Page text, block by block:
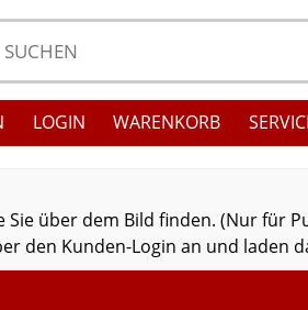
LOGIN WARENKORB
über dem Bild finden. (Nur für
den Kunden-Login an und laden